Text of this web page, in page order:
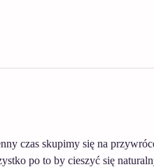
czas skupimy się na
po to by cieszyć się